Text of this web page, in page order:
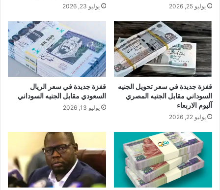
يوليو 25, 2026 يوليو 23, 2026
قفزة جديدة في سعر تحويل الجنيه
السوداني مقابل الجنيه المصري
آليوم الاربعاء
يوليو 22, 2026
قفزة جديدة في سعر الريال
السعودي مقابل الجنيه السوداني
يوليو 13, 2026